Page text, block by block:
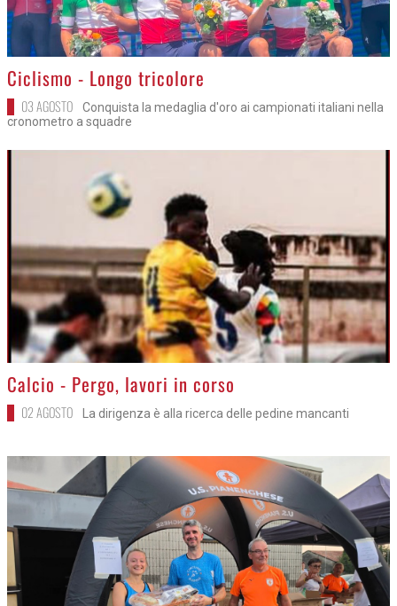
>
Ciclismo - Longo tricolore
03 AGOSTO
Conquista la medaglia d'oro ai campionati italiani nella
cronometro a squadre
>
Calcio - Pergo, lavori in corso
02 AGOSTO La dirigenza è alla ricerca delle pedine mancanti